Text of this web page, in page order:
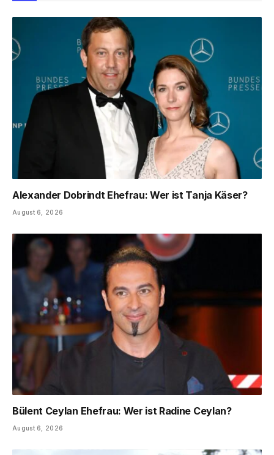
Alexander Dobrindt Ehefrau: Wer ist Tanja Käser?
August 6, 2026
Bülent Ceylan Ehefrau: Wer ist Radine Ceylan?
August 6, 2026